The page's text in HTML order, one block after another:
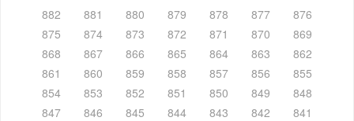
882
881 880 879 878 877
876
875
874 873 872 871 870
869
868
867 866 865 864 863
862
861
860 859 858 857 856
855
854
853 852 851 850 849
848
847
846 845 844 843 842 841